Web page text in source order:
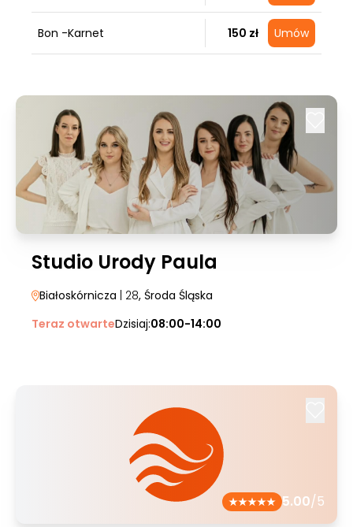
Bon -Karnet 150 zł Umów
Studio Urody Paula
Białoskórnicza | 28, Środa Śląska
Teraz otwarteDzisiaj:08:00-14:00
5.00/5